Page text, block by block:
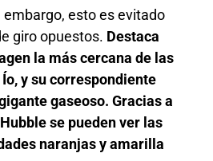
embargo, esto es evitado
giro opuestos. Destaca
la más cercana de las
y su correspondiente
gaseoso. Gracias a
se pueden ver las
naranjas y amarilla